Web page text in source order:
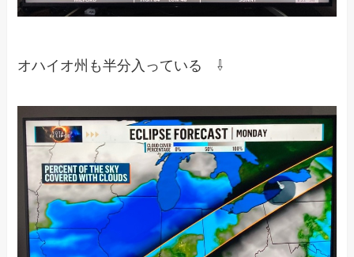
オハイオ州も半分入っている ⇩